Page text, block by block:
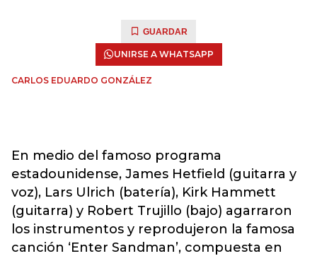
GUARDAR
UNIRSE A WHATSAPP
CARLOS EDUARDO GONZÁLEZ
En medio del famoso programa
estadounidense, James Hetfield (guitarra y
voz), Lars Ulrich (batería), Kirk Hammett
(guitarra) y Robert Trujillo (bajo) agarraron
los instrumentos y reprodujeron la famosa
canción ‘Enter Sandman’, compuesta en